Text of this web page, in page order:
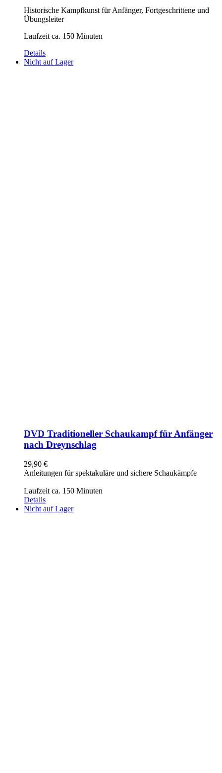
Historische Kampfkunst für Anfänger, Fortgeschrittene und
Übungsleiter
Laufzeit ca. 150 Minuten
Details
Nicht auf Lager
DVD Traditioneller Schaukampf für Anfänger
nach Dreynschlag
29,90 €
Anleitungen für spektakuläre und sichere Schaukämpfe
Laufzeit ca. 150 Minuten
Details
Nicht auf Lager